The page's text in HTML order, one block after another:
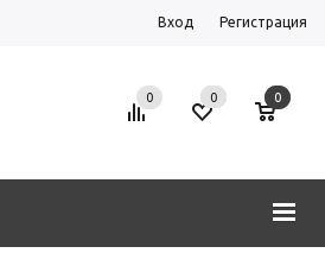
Вход Регистрация
0 0 0